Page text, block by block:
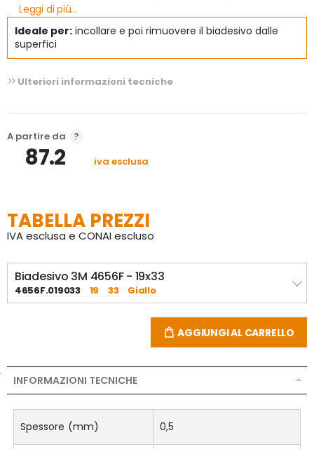
tempo. E' un prodotto sensibile a pressione, quindi una
adeguata pressione permetterà una migliore adesione.
Grazie alla particolare composizione della schiuma si
appena il nastro è stato applicato.
Risulta efficace su moltissime superfici quali: foamex, vetri
e specchi, metalli, ceramica, legno, plastica, carta,
materiale da costruzione gesso compatto, cemento,
forex/correx e cartone.
Per rimuoverlo usare inizialmente una lama piatta e
Leggi di più...
Ideale per: incollare e poi rimuovere il biadesivo dalle
superfici
Ulteriori informazioni tecniche
A partire da
87.2 iva esclusa
TABELLA PREZZI
IVA esclusa e CONAI escluso
Biadesivo 3M 4656F - 19x33
4656F.019033 19 33 Giallo
AGGIUNGI AL CARRELLO
INFORMAZIONI TECNICHE
Spessore (mm) 0,5